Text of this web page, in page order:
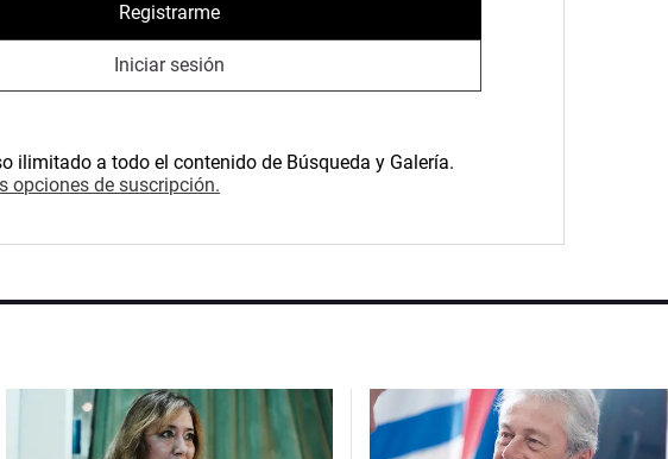
Registrarme
Iniciar sesión
ilimitado a todo el contenido de Búsqueda y Galería.
opciones de suscripción.